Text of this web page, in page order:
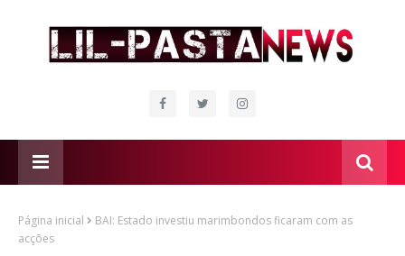
Página inicial
BAI: Estado investiu marimbondos ficaram com as
acções